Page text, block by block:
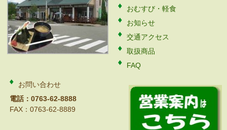
おむすび・軽食
お知らせ
交通アクセス
取扱商品
FAQ
お問い合わせ
電話：0763-62-8888
FAX：0763-62-8889